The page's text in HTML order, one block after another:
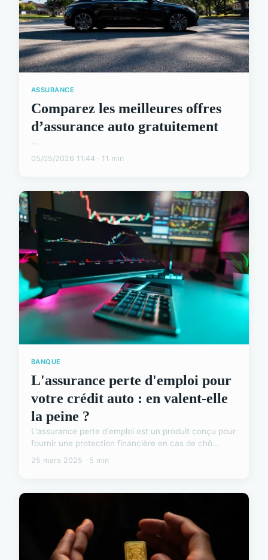
ASSURANCE
Comparez les meilleures offres
d’assurance auto gratuitement
...
05/05/2026 11:44 · 11 min
BANQUE
L'assurance perte d'emploi pour
votre crédit auto : en valent-elle
la peine ?
L'assurance perte d'emploi est un produit conçu pour
fournir une protection financière en cas de chô...
25 mars 2025 · 5 min